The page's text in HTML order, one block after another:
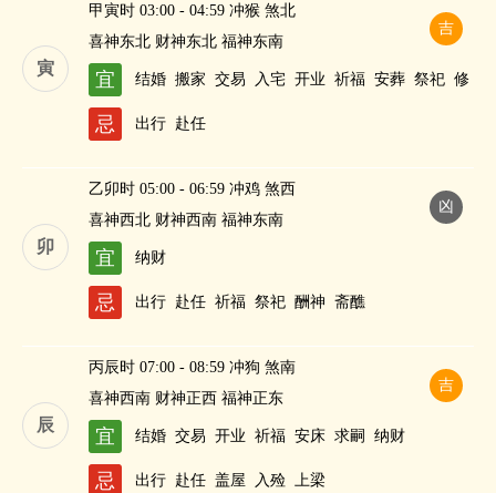
寅
吉
甲寅时 03:00 - 04:59 冲猴 煞北
喜神东北 财神东北 福神东南
宜 结婚 搬家 交易 入宅 开业 祈福 安葬 祭祀 修
造
作灶
忌 出行 赴任
卯
凶
乙卯时 05:00 - 06:59 冲鸡 煞西
喜神西北 财神西南 福神东南
宜 纳财
忌 出行 赴任 祈福 祭祀 酬神 斋醮
辰
吉
丙辰时 07:00 - 08:59 冲狗 煞南
喜神西南 财神正西 福神正东
宜 结婚 交易 开业 祈福 安床 求嗣 纳财
忌 出行 赴任 盖屋 入殓 上梁